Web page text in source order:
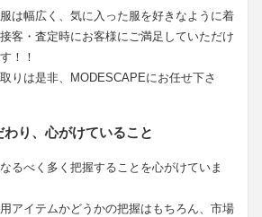
は幅広く、気に入った服を好きなように着
客・査定時にお客様にご満足していただけ
！！
りは是非、MODESCAPEにお任せ下さ
り、心がけていること
るべく多く把握することを心がけていま
アイテムかどうかの把握はもちろん、市場